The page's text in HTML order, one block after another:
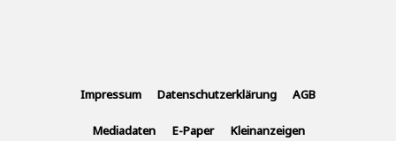
Impressum Datenschutzerklärung AGB
Mediadaten E-Paper Kleinanzeigen